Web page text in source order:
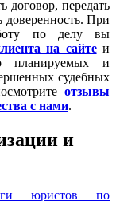
договор, передать
При
по делу вы
на сайтеи
планируемых и
судебных
отзывы
с нами.
и
юристов по